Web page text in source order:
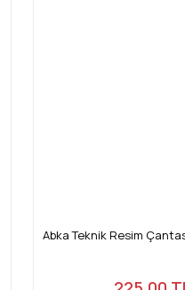
Abka Teknik Resim